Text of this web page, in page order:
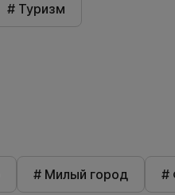
# Туризм
# Милый город #